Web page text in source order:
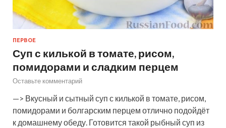
ПЕРВОЕ
Суп с килькой в томате, рисом,
помидорами и сладким перцем
Оставьте комментарий
—> Вкусный и сытный суп с килькой в томате, рисом,
помидорами и болгарским перцем отлично подойдёт
к домашнему обеду. Готовится такой рыбный суп из